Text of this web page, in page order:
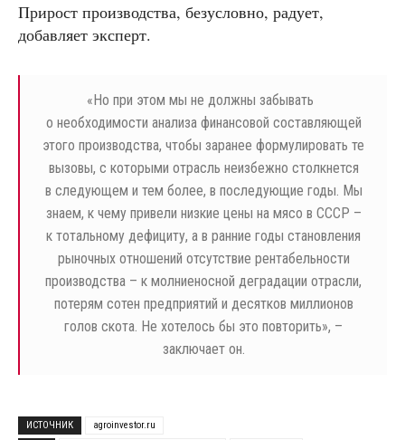
Прирост производства, безусловно, радует,
добавляет эксперт.
« Но при этом мы не должны забывать
о необходимости анализа финансовой составляющей
этого производства, чтобы заранее формулировать те
вызовы, с которыми отрасль неизбежно столкнется
в следующем и тем более, в последующие годы. Мы
знаем, к чему привели низкие цены на мясо в СССР –
к тотальному дефициту, а в ранние годы становления
рыночных отношений отсутствие рентабельности
производства – к молниеносной деградации отрасли,
потерям сотен предприятий и десятков миллионов
голов скота. Не хотелось бы это повторить», –
заключает он.
ИСТОЧНИК
agroinvestor.ru